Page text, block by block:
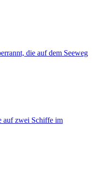
die auf dem Seeweg
auf zwei Schiffe im